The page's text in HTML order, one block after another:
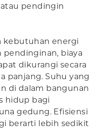
pendingin
kebutuhan energi
pendinginan, biaya
dikurangi secara
panjang. Suhu yang
di dalam bangunan
hidup bagi
gedung. Efisiensi
berarti lebih sedikit